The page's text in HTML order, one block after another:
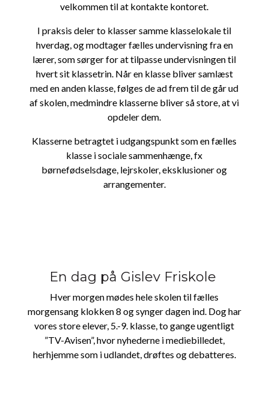
velkommen til at kontakte kontoret.
I praksis deler to klasser samme klasselokale til
hverdag, og modtager fælles undervisning fra en
lærer, som sørger for at tilpasse undervisningen til
hvert sit klassetrin. Når en klasse bliver samlæst
med en anden klasse, følges de ad frem til de går ud
af skolen, medmindre klasserne bliver så store, at vi
opdeler dem.
Klasserne betragtet i udgangspunkt som en fælles
klasse i sociale sammenhænge, fx
børnefødselsdage, lejrskoler, eksklusioner og
arrangementer.
En dag på Gislev Friskole
Hver morgen mødes hele skolen til fælles
morgensang klokken 8 og synger dagen ind. Dog har
vores store elever, 5.-9. klasse, to gange ugentligt
”TV-Avisen”, hvor nyhederne i mediebilledet,
herhjemme som i udlandet, drøftes og debatteres.